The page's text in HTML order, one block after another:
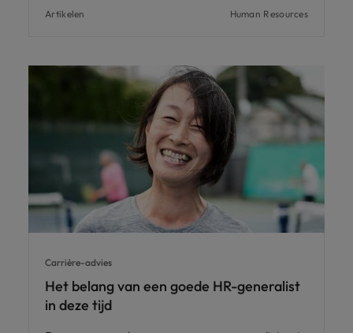
Artikelen Human Resources
Carrière-advies
Het belang van een goede HR-generalist
in deze tijd